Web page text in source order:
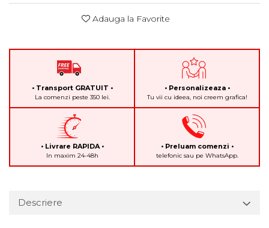
Adauga la Favorite
• Transport GRATUIT •
La comenzi peste 350 lei.
• Personalizeaza •
Tu vii cu ideea, noi creem grafica!
• Livrare RAPIDA •
In maxim 24-48h
• Preluam comenzi •
telefonic sau pe WhatsApp.
Descriere